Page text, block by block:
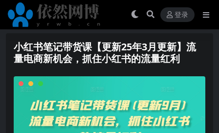
登录
小红书笔记带货课【更新25年3月更新】流
量电商新机会，抓住小红书的流量红利